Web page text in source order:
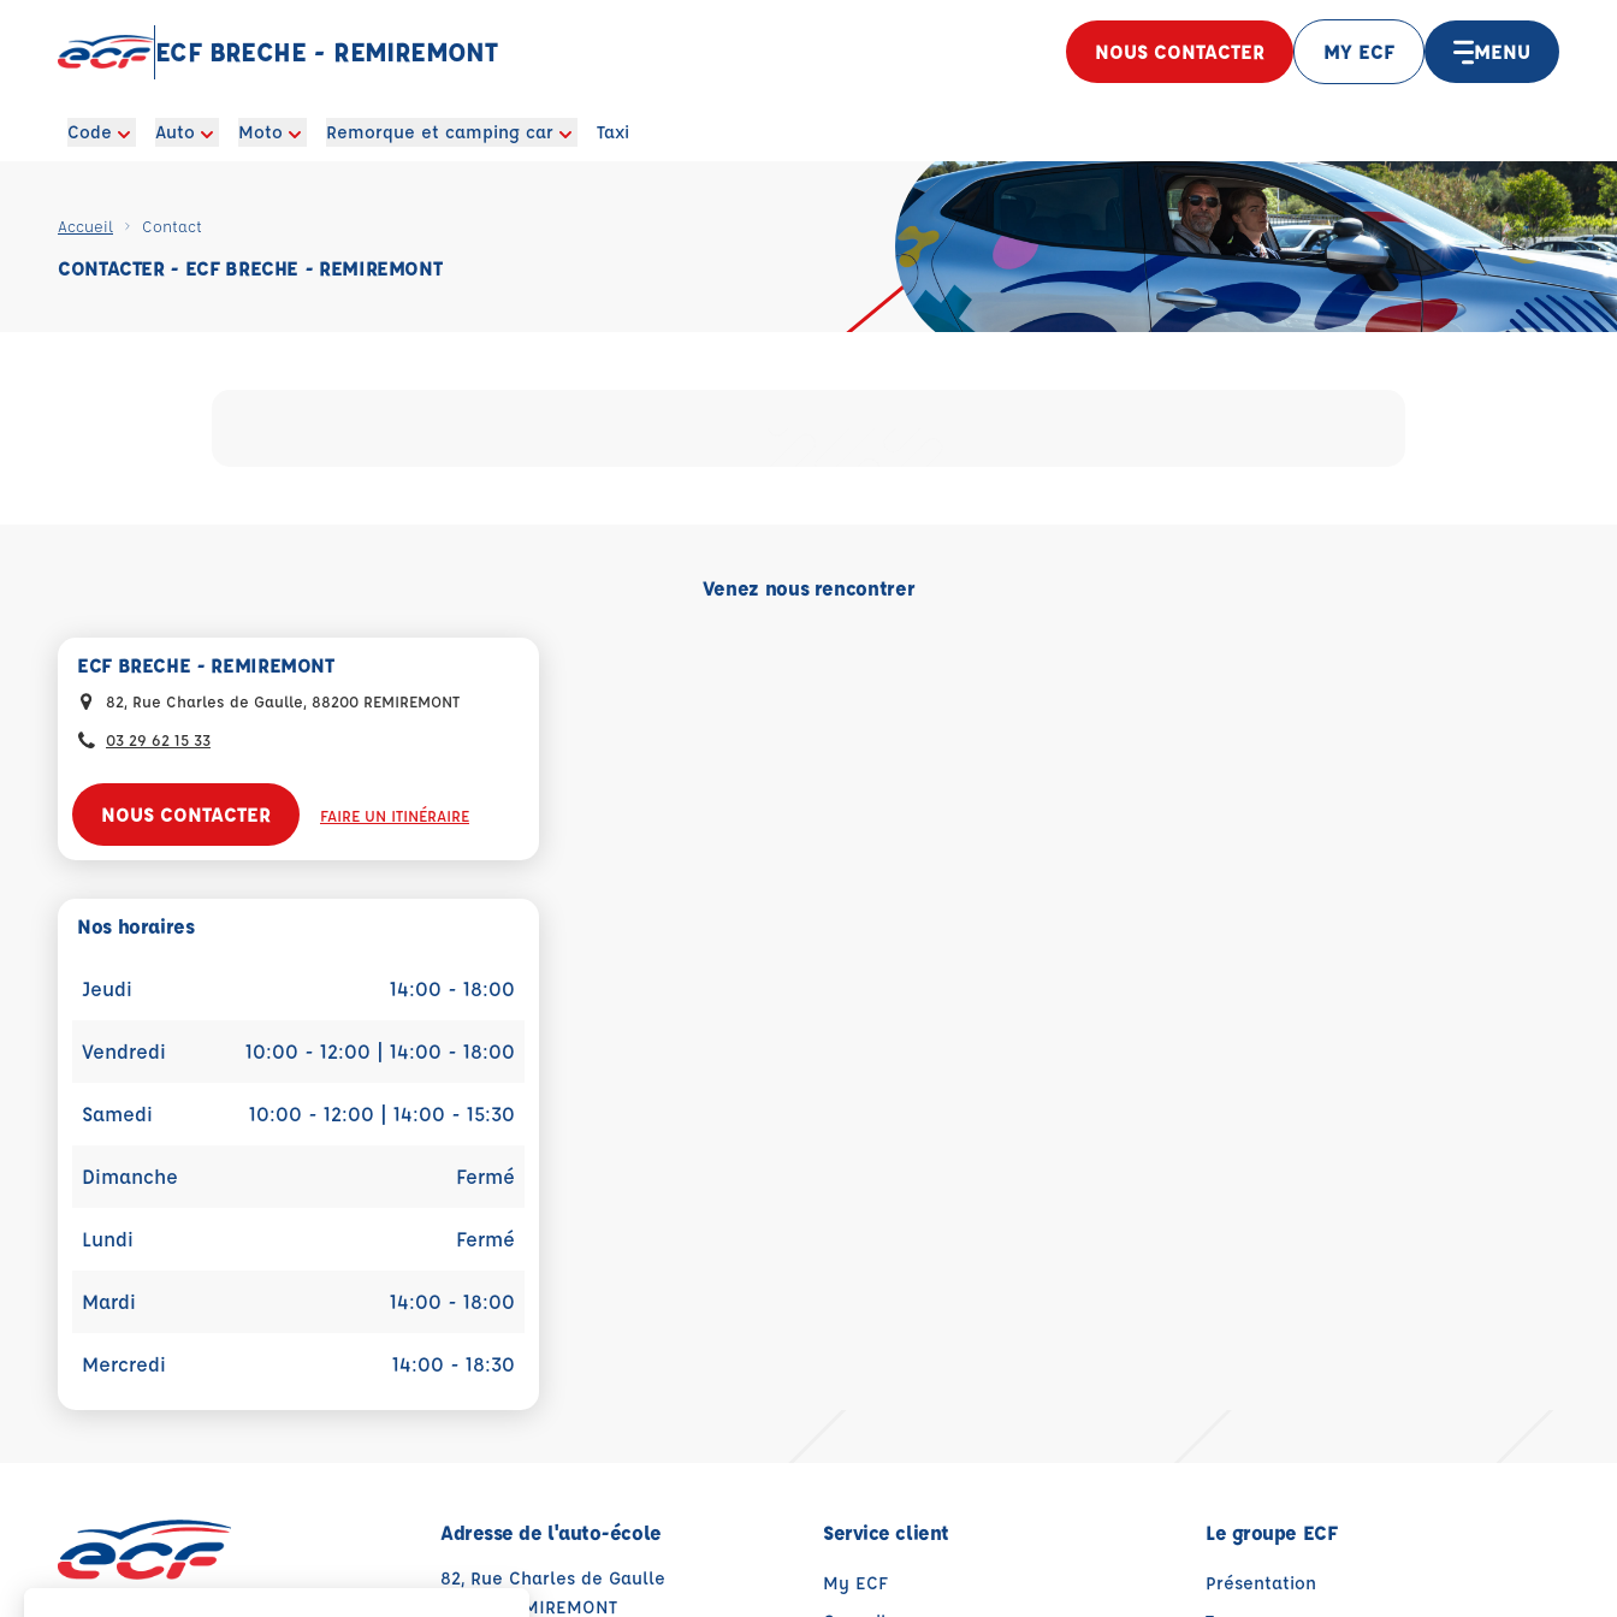
ECF BRECHE - REMIREMONT NOUS CONTACTER MY ECF MENU
Code Auto Moto Remorque et camping car Taxi
Accueil Contact
CONTACTER - ECF BRECHE - REMIREMONT
Venez nous rencontrer
ECF BRECHE - REMIREMONT
82, Rue Charles de Gaulle, 88200 REMIREMONT
03 29 62 15 33
NOUS CONTACTER FAIRE UN ITINÉRAIRE
Nos horaires
Jeudi 14:00 - 18:00
Vendredi 10:00 - 12:00 | 14:00 - 18:00
Samedi 10:00 - 12:00 | 14:00 - 15:30
Dimanche Fermé
Lundi Fermé
Mardi 14:00 - 18:00
Mercredi 14:00 - 18:30
Adresse de l'auto-école
82, Rue Charles de Gaulle
88200 REMIREMONT
Service client
My ECF
Le groupe ECF
Présentation